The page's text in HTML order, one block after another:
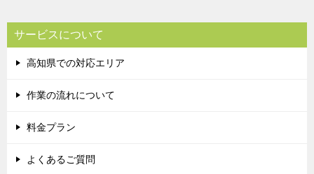
サービスについて
高知県での対応エリア
作業の流れについて
料金プラン
よくあるご質問